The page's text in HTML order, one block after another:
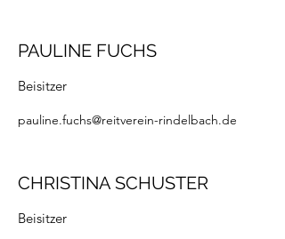
PAULINE FUCHS
Beisitzer
pauline.fuchs@reitverein-rindelbach.de
CHRISTINA SCHUSTER
Beisitzer